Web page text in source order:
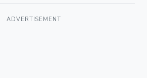
ADVERTISEMENT